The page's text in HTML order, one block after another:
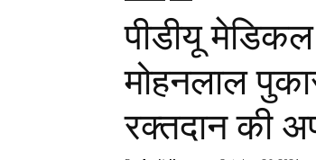
पीडीयू
मोहनलाल
रक्तदान की